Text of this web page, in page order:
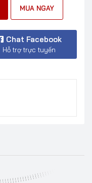
MUA NGAY
Chat Facebook
Hỗ trợ trực tuyến